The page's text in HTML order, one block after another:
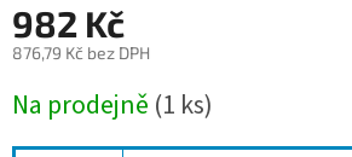
982 Kč
876,79 Kč bez DPH
cena:
Na prodejně (1 ks)